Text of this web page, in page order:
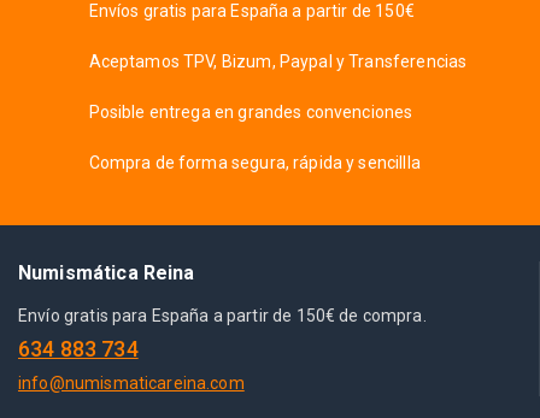
Envíos gratis para España a partir de 150€
Aceptamos TPV, Bizum, Paypal y Transferencias
Posible entrega en grandes convenciones
Compra de forma segura, rápida y sencillla
Numismática Reina
Envío gratis para España a partir de 150€ de compra.
634 883 734
info@numismaticareina.com